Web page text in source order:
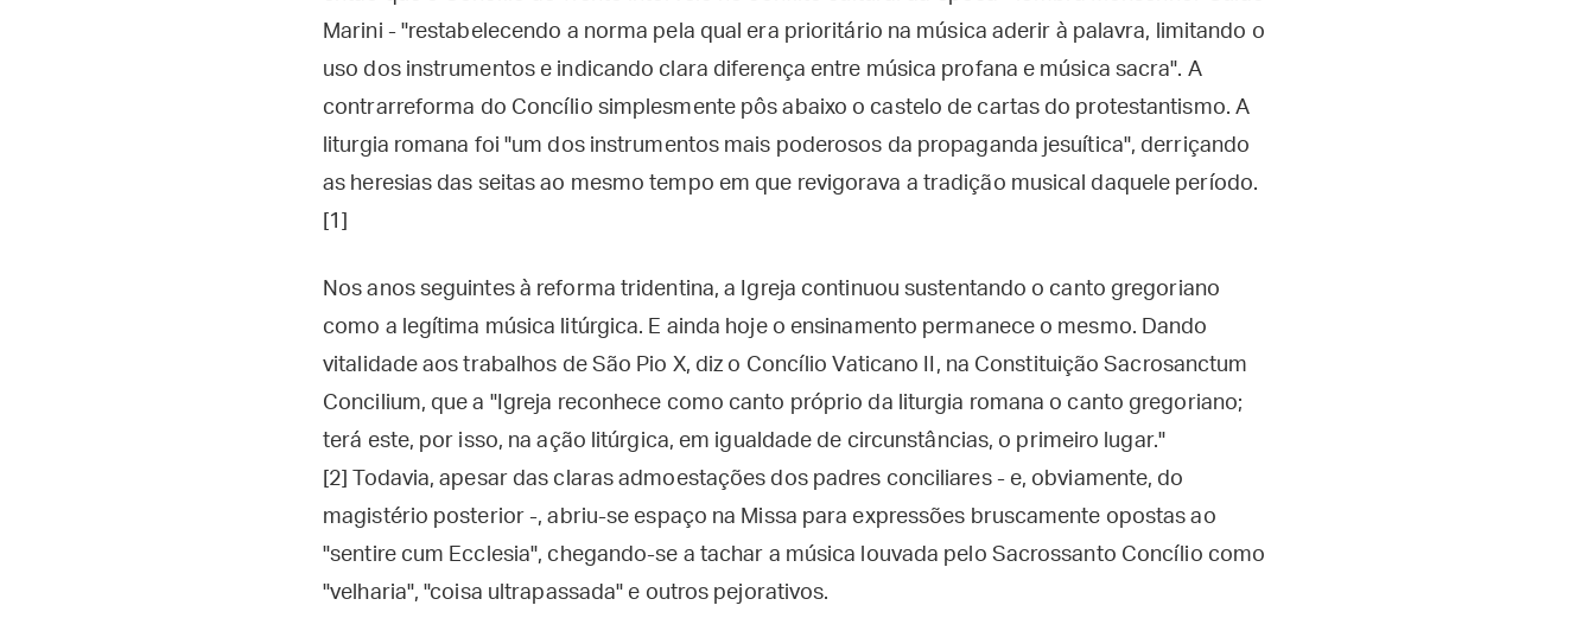
Marini - "restabelecendo a norma pela qual era prioritário na música aderir à palavra, limitando o
uso dos instrumentos e indicando clara diferença entre música profana e música sacra". A
contrarreforma do Concílio simplesmente pôs abaixo o castelo de cartas do protestantismo. A
liturgia romana foi "um dos instrumentos mais poderosos da propaganda jesuítica", derriçando
as heresias das seitas ao mesmo tempo em que revigorava a tradição musical daquele período.
[1]
Nos anos seguintes à reforma tridentina, a Igreja continuou sustentando o canto gregoriano
como a legítima música litúrgica. E ainda hoje o ensinamento permanece o mesmo. Dando
vitalidade aos trabalhos de São Pio X, diz o Concílio Vaticano II, na Constituição Sacrosanctum
Concilium, que a "Igreja reconhece como canto próprio da liturgia romana o canto gregoriano;
terá este, por isso, na ação litúrgica, em igualdade de circunstâncias, o primeiro lugar."
[2] Todavia, apesar das claras admoestações dos padres conciliares - e, obviamente, do
magistério posterior -, abriu-se espaço na Missa para expressões bruscamente opostas ao
"sentire cum Ecclesia", chegando-se a tachar a música louvada pelo Sacrossanto Concílio como
"velharia", "coisa ultrapassada" e outros pejorativos.